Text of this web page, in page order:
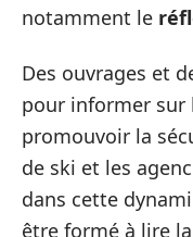
notamment le
Des ouvrages et
pour informer sur
promouvoir la
de ski et les
dans cette
être formé à lire